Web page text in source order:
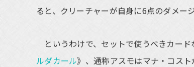
ると、クリーチャーが自身に6点のダメ
というわけで、セットで使うべきカー
ルダカール》、通称アスモはマナ・コス